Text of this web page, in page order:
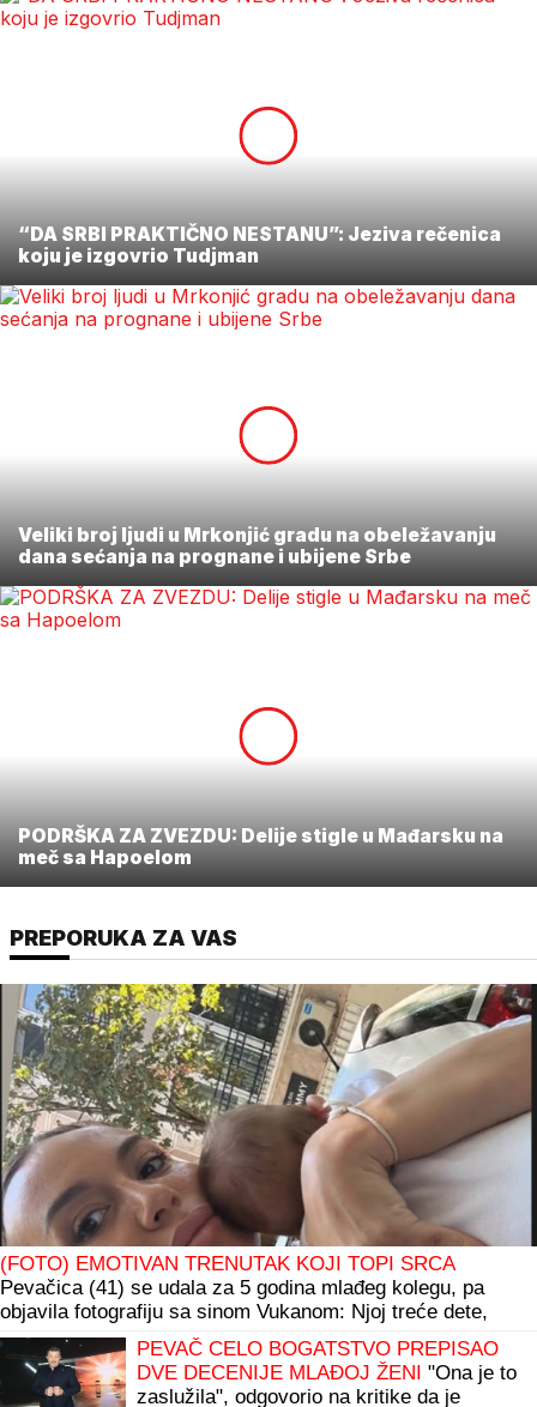
“DA SRBI PRAKTIČNO NESTANU”: Jeziva rečenica
koju je izgovrio Tudjman
Veliki broj ljudi u Mrkonjić gradu na obeležavanju
dana sećanja na prognane i ubijene Srbe
PODRŠKA ZA ZVEZDU: Delije stigle u Mađarsku na
meč sa Hapoelom
PREPORUKA ZA VAS
(FOTO) EMOTIVAN TRENUTAK KOJI TOPI SRCA
Pevačica (41) se udala za 5 godina mlađeg kolegu, pa
objavila fotografiju sa sinom Vukanom: Njoj treće dete,
njemu prvo
PEVAČ CELO BOGATSTVO PREPISAO
DVE DECENIJE MLAĐOJ ŽENI "Ona je to
zaslužila", odgovorio na kritike da je